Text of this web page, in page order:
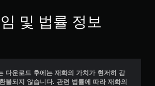
및 법률 정보
다운로드 후에는 재화의 가치가 현저히 감
불되지 않습니다. 관련 법률에 따라 재화의